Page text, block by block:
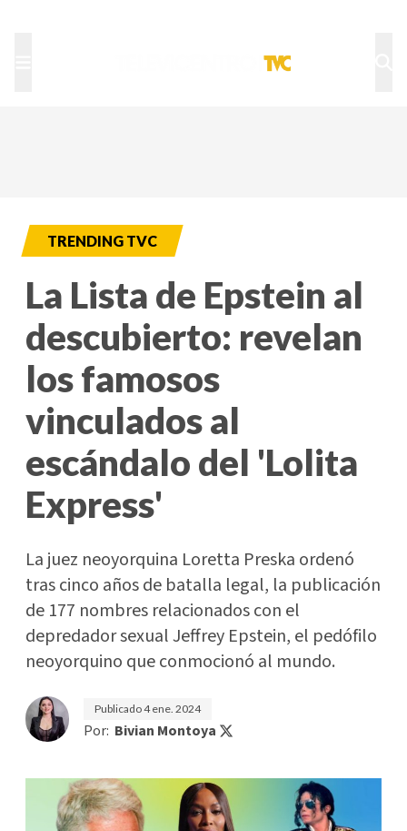
TRENDING TVC
La Lista de Epstein al
descubierto: revelan
los famosos
vinculados al
escándalo del 'Lolita
Express'
La juez neoyorquina Loretta Preska ordenó
tras cinco años de batalla legal, la publicación
de 177 nombres relacionados con el
depredador sexual Jeffrey Epstein, el pedófilo
neoyorquino que conmocionó al mundo.
Publicado4 ene. 2024
Por: Bivian Montoya